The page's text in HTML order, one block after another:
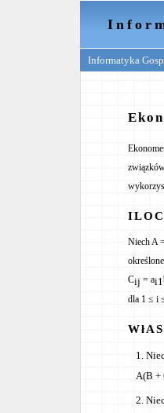
Informatyka
Niech A
Cij = ai1
dla 1 ≤ i
A(B +